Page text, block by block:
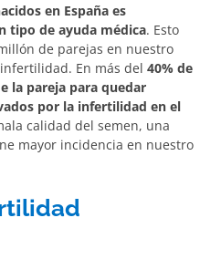
en España es
tipo de ayuda médica. Esto
de parejas en nuestro
En más del 40% de
la pareja para quedar
por la infertilidad en el
calidad del semen, una
mayor incidencia en nuestro